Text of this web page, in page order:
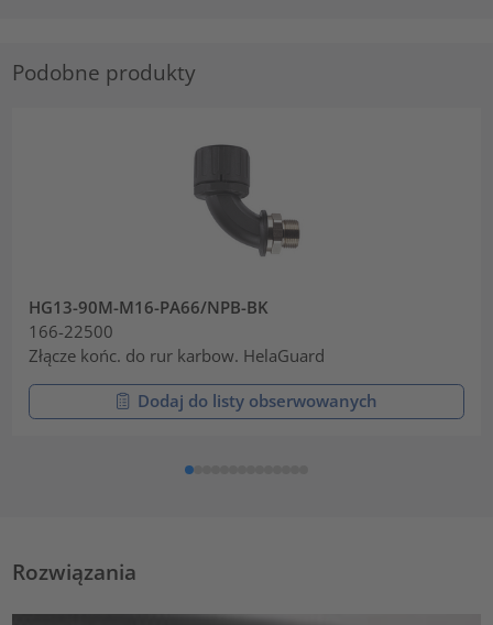
Podobne produkty
HG13-90M-M16-PA66/NPB-BK
166-22500
Złącze końc. do rur karbow. HelaGuard
Dodaj do listy obserwowanych
Rozwiązania